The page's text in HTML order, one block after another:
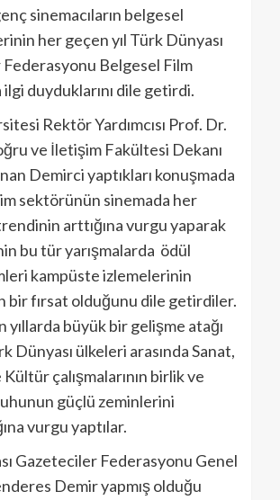
sinemacıların belgesel
her geçen yıl Türk Dünyası
Belgesel Film
ilgi duyduklarını dile getirdi.
Rektör Yardımcısı Prof. Dr.
ve İletişim Fakültesi Dekanı
Demirci yaptıkları konuşmada
sektörünün sinemada her
arttığına vurgu yaparak
bu tür yarışmalarda ödül
kampüste izlemelerinin
bir fırsat olduğunu dile getirdiler.
yıllarda büyük bir gelişme atağı
Dünyası ülkeleri arasında Sanat,
çalışmalarının birlik ve
güçlü zeminlerini
vurgu yaptılar.
Gazeteciler Federasyonu Genel
Demir yapmış olduğu